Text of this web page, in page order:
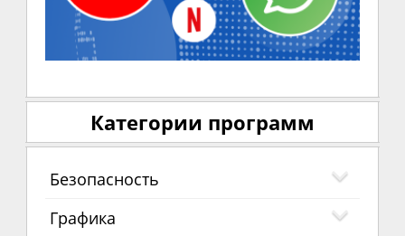
Категории программ
Безопасность
Графика